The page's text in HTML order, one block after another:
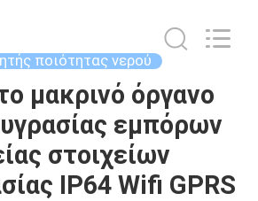
ποιότητας νερού
μακρινό όργανο
εμπόρων
στοιχείων
IP64 Wifi GPRS